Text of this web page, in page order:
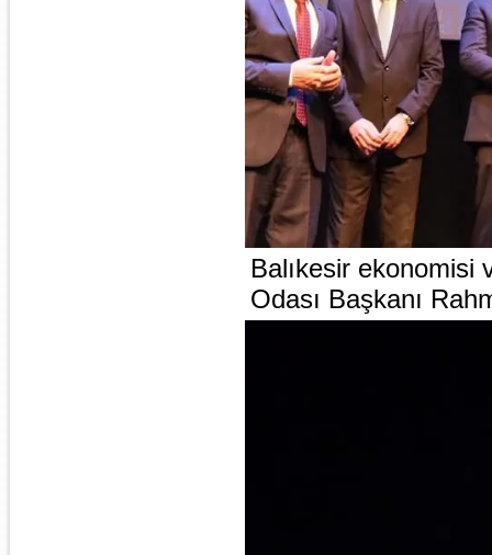
Balıkesir ekonomisi
Odası Başkanı